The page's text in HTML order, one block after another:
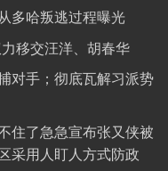
多哈叛逃过程曝光
移交汪洋、胡春华
对手；彻底瓦解习派势
住了急急宣布张又侠被
采用人盯人方式防政